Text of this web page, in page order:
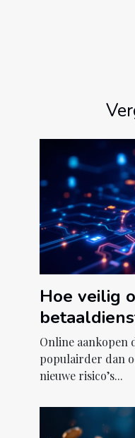
Hoe veilig
voor
Online aankopen
populairder dan
nieuwe risico’s...